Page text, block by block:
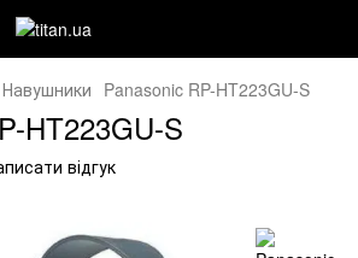
Навушники Panasonic RP-HT223GU-S
HT223GU-S
відгук